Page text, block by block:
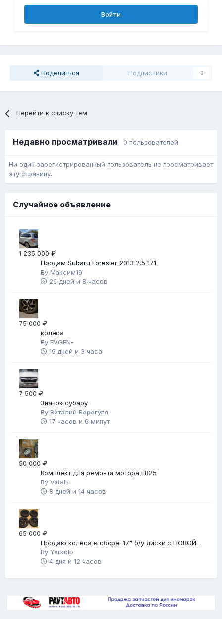
Войти
Поделиться Подписчики 0
Перейти к списку тем
Недавно просматривали 0 пользователей
Ни один зарегистрированный пользователь не просматривает
эту страницу.
Случайное объявление
1 235 000 ₽
Продам Subaru Forester 2013 2.5 171
By Максим19
26 дней и 8 часов
75 000 ₽
колеса
By EVGEN-
19 дней и 3 часа
7 500 ₽
Значок субару
By Виталий Берегуля
17 часов и 6 минут
50 000 ₽
Комплект для ремонта мотора FB25
By Vetalь
8 дней и 14 часов
65 000 ₽
Продаю колеса в сборе: 17" б/у диски с НОВОЙ
зимней резиной
By Yarkolp
4 дня и 12 часов